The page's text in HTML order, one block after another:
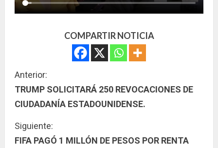
COMPARTIR NOTICIA
S
i
g
u
Anterior:
TRUMP SOLICITARÁ 250 REVOCACIONES DE
CIUDADANÍA ESTADOUNIDENSE.
Siguiente:
FIFA PAGÓ 1 MILLÓN DE PESOS POR RENTA